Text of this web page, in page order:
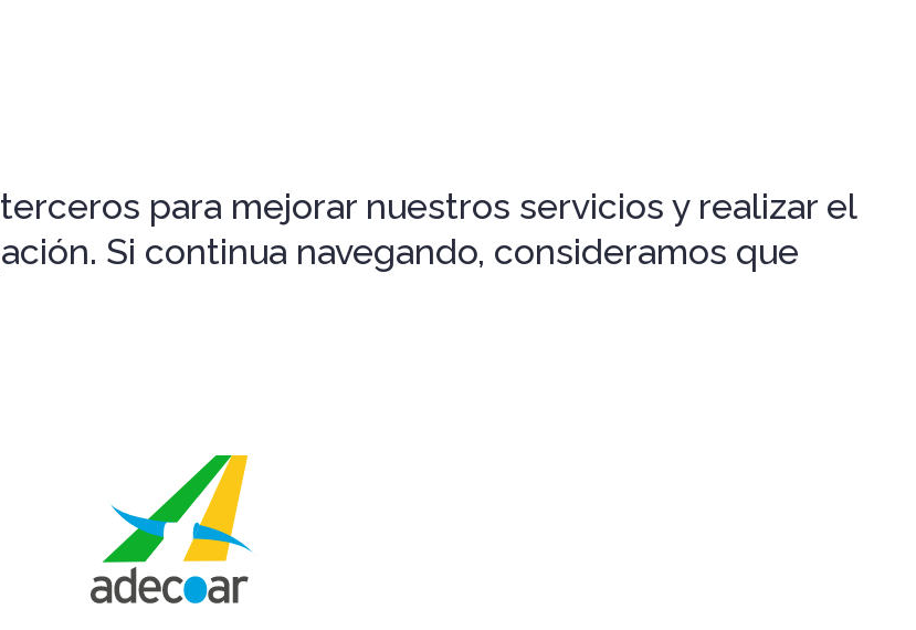
para mejorar nuestros servicios y realizar el
Si continua navegando, consideramos que